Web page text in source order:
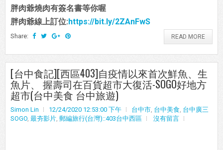
胖肉爺燒肉有簽名書等你喔
胖肉爺線上訂位:https://bit.ly/2ZAnFwS
Share: READ MORE
[台中食記][西區403]自疫情以來首次鮮魚、生
魚片、 握壽司在百貨超市大復活-SOGO好地方
超市(台中美食 台中旅遊)
Simon Lin 12/24/2020 12:53:00 下午 台中市, 台中美食, 台中廣三
SOGO, 最夯影片, 郵編旅行(台灣)::403台中西區 沒有留言